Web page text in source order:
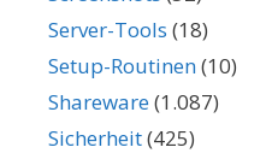
Server-Tools (18)
Setup-Routinen(10)
Shareware(1.087)
Sicherheit(425)